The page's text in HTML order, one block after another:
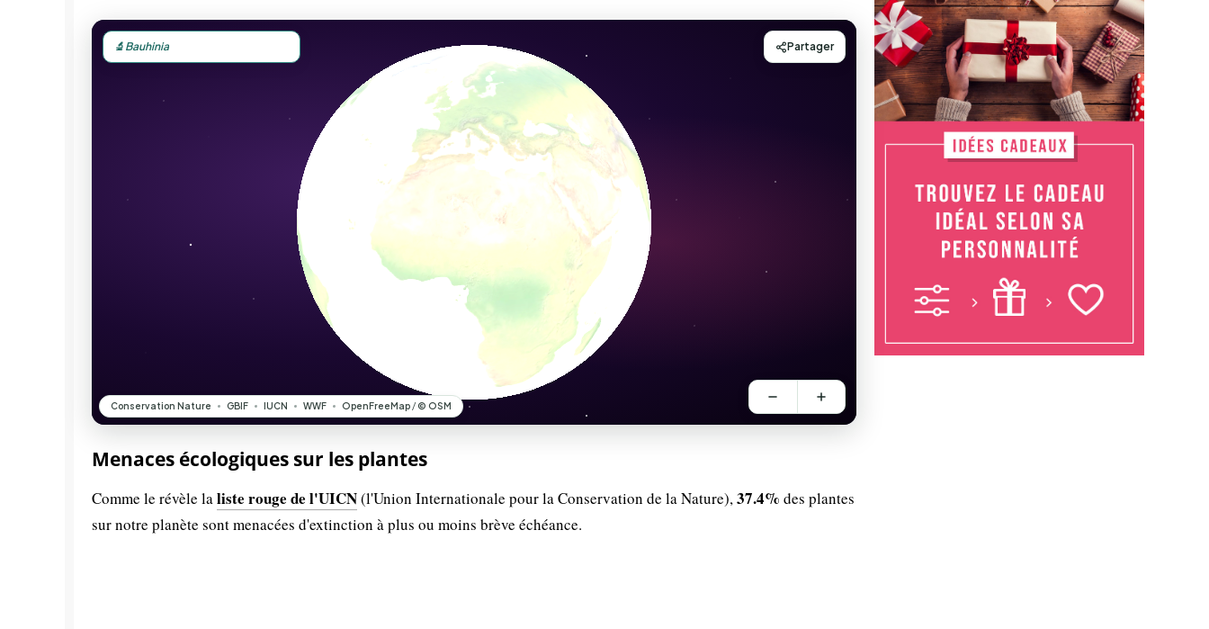
Menaces écologiques sur les plantes
Comme le révèle laliste rouge de l'UICN(l'Union Internationale pour la Conservation de la Nature),37.4% des plantes
sur notre planète sont menacées d'extinction à plus ou moins brève échéance.